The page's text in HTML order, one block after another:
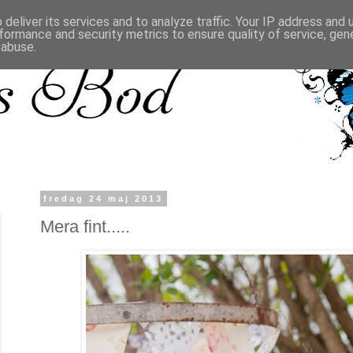
fredag 24 maj 2013
Mera fint.....
its services and to analyze traffic. Your IP address and
and security metrics to ensure quality of service,